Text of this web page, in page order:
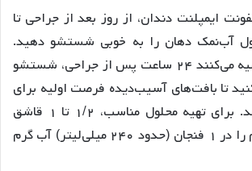
ایمپلنت دندان، از روز بعد از جراحی تا
آب‌نمک دهان را به خوبی شستشو دهید.
پزشکان معمولاً توصیه می‌کنند ۲۴ ساعت پس از جراحی، شستشو
تا بافت‌های آسیب‌دیده فرصت اولیه برای
. برای تهیه محلول مناسب، ۱/۲ تا ۱ قاشق
چای‌خوری نمک طعام را در ۱ فنجان (حدود ۲۴۰ میلی‌لیتر) آب گرم